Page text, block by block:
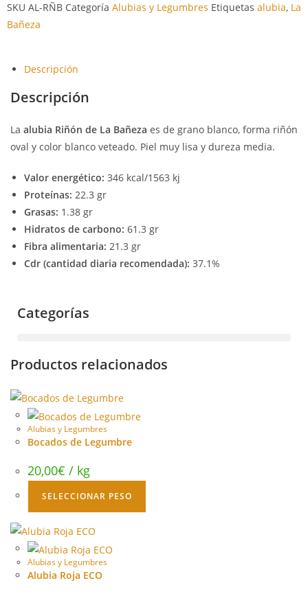
SKU AL-RÑB Categoría Alubias y Legumbres Etiquetas alubia, La
Bañeza
Descripción
Descripción
La alubia Riñón de La Bañeza es de grano blanco, forma riñón
oval y color blanco veteado. Piel muy lisa y dureza media.
Valor energético: 346 kcal/1563 kj
Proteínas: 22.3 gr
Grasas: 1.38 gr
Hidratos de carbono: 61.3 gr
Fibra alimentaria: 21.3 gr
Cdr (cantidad diaria recomendada): 37.1%
Categorías
Productos relacionados
Alubias y Legumbres
Bocados de Legumbre
20,00€ / kg
SELECCIONAR PESO
Alubias y Legumbres
Alubia Roja ECO